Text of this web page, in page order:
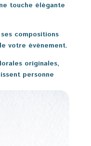
touche élégante
compositions
votre événement.
originales,
personne